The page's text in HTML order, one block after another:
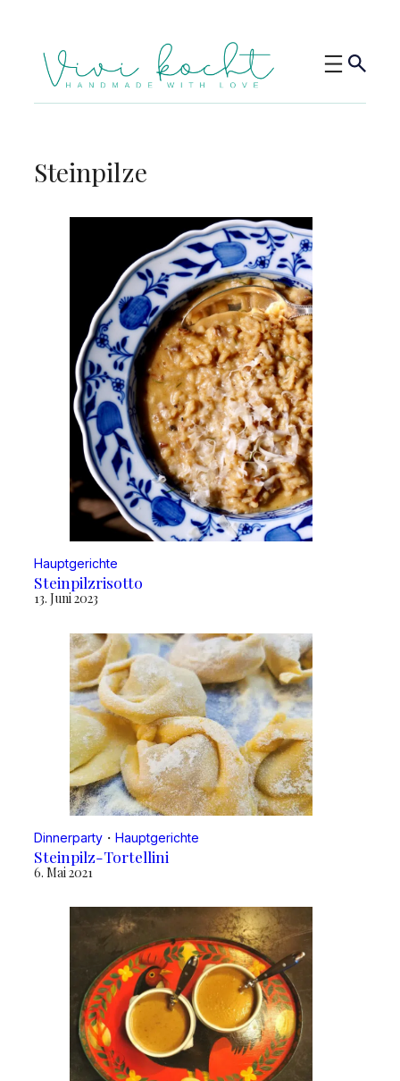
Steinpilze
Hauptgerichte
Steinpilzrisotto
13. Juni 2023
Dinnerparty ・ Hauptgerichte
Steinpilz-Tortellini
6. Mai 2021